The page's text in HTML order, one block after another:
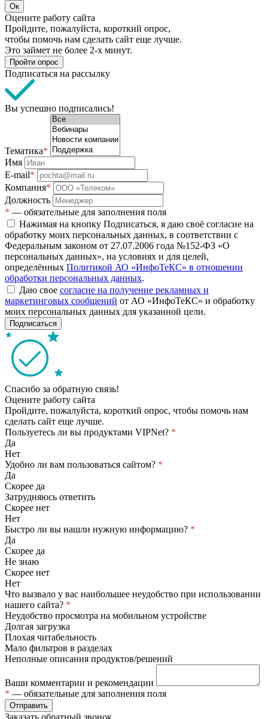
Ок
Оцените работу сайта
Пройдите, пожалуйста, короткий опрос,
чтобы помочь нам сделать сайт еще лучше.
Это займет не более 2-х минут.
Пройти опрос
Подписаться на рассылку
Вы успешно подписались!
Тематика*
Имя
E-mail*
Компания*
Должность
* — обязательные для заполнения поля
Нажимая на кнопку Подписаться, я даю своё согласие на
обработку моих персональных данных, в соответствии с
Федеральным законом от 27.07.2006 года №152-ФЗ «О
персональных данных», на условиях и для целей,
определённых Политикой АО «ИнфоТеКС» в отношении
обработки персональных данных.
Даю свое согласие на получение рекламных и
маркетинговых сообщений от АО «ИнфоТеКС» и обработку
моих персональных данных для указанной цели.
Подписаться
Спасибо за обратную связь!
Оцените работу сайта
Пройдите, пожалуйста, короткий опрос, чтобы помочь нам
сделать сайт еще лучше.
Пользуетесь ли вы продуктами VIPNet? *
Да
Нет
Удобно ли вам пользоваться сайтом? *
Да
Скорее да
Затрудняюсь ответить
Скорее нет
Нет
Быстро ли вы нашли нужную информацию? *
Да
Скорее да
Не знаю
Скорее нет
Нет
Что вызвало у вас наибольшее неудобство при использовании
нашего сайта? *
Неудобство просмотра на мобильном устройстве
Долгая загрузка
Плохая читабельность
Мало фильтров в разделах
Неполные описания продуктов/решений
Ваши комментарии и рекомендации
* — обязательные для заполнения поля
Отправить
Заказать обратный звонок